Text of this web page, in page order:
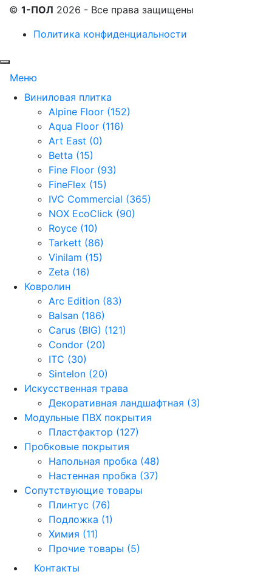
© 1-ПОЛ 2026 - Все права защищены
Политика конфиденциальности
Меню
Виниловая плитка
Alpine Floor (152)
Aqua Floor (116)
Art East (0)
Betta (15)
Fine Floor (93)
FineFlex (15)
IVC Commercial (365)
NOX EcoClick (90)
Royce (10)
Tarkett (86)
Vinilam (15)
Zeta (16)
Ковролин
Arc Edition (83)
Balsan (186)
Carus (BIG) (121)
Condor (20)
ITC (30)
Sintelon (20)
Искусственная трава
Декоративная ландшафтная (3)
Модульные ПВХ покрытия
Пластфактор (127)
Пробковые покрытия
Напольная пробка (48)
Настенная пробка (37)
Сопутствующие товары
Плинтус (76)
Подложка (1)
Химия (11)
Прочие товары (5)
Контакты